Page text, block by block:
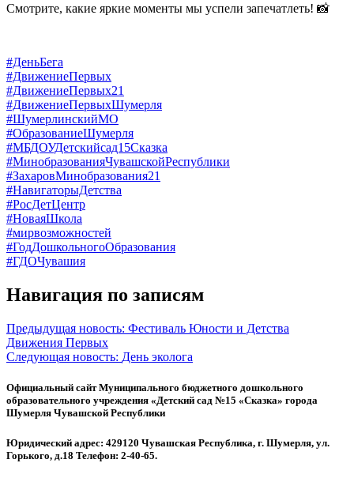
Смотрите, какие яркие моменты мы успели запечатлеть! 📸
#ДеньБега
#ДвижениеПервых
#ДвижениеПервых21
#ДвижениеПервыхШумерля
#ШумерлинскийМО
#ОбразованиеШумерля
#МБДОУДетскийсад15Сказка
#МинобразованияЧувашскойРеспублики
#ЗахаровМинобразования21
#НавигаторыДетства
#РосДетЦентр
#НоваяШкола
#мирвозможностей
#ГодДошкольногоОбразования
#ГДОЧувашия
Навигация по записям
Предыдущая новость: Фестиваль Юности и Детства
Движения Первых
Следующая новость: День эколога
Официальный сайт Муниципального бюджетного дошкольного
образовательного учреждения «Детский сад №15 «Сказка» города
Шумерля Чувашской Республики
Юридический адрес: 429120 Чувашская Республика, г. Шумерля, ул.
Горького, д.18 Телефон: 2-40-65.